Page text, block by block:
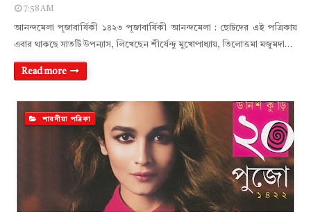
7:58 AM
আনন্দমেলা পূজাবার্ষিকী ১৪২৩ পূজাবার্ষিকী আনন্দমেলা : ছোটদের এই পত্রিকায়
এবার থাকছে সাতটি উপন্যাস, লিখেছেন শীর্ষেন্দু মুখোপাধ্যায়, তিলোত্তমা মজুমদা…
Read more
শারদীয়া পত্রিকা